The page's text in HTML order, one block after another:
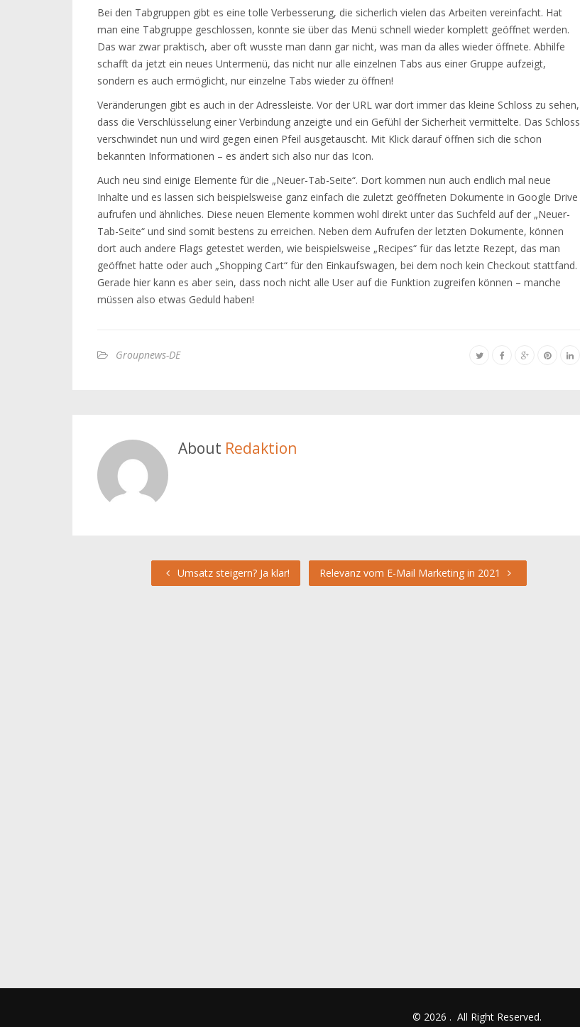
Bei den Tabgruppen gibt es eine tolle Verbesserung, die sicherlich vielen das Arbeiten vereinfacht. Hat
man eine Tabgruppe geschlossen, konnte sie über das Menü schnell wieder komplett geöffnet werden.
Das war zwar praktisch, aber oft wusste man dann gar nicht, was man da alles wieder öffnete. Abhilfe
schafft da jetzt ein neues Untermenü, das nicht nur alle einzelnen Tabs aus einer Gruppe aufzeigt,
sondern es auch ermöglicht, nur einzelne Tabs wieder zu öffnen!
Veränderungen gibt es auch in der Adressleiste. Vor der URL war dort immer das kleine Schloss zu sehen,
dass die Verschlüsselung einer Verbindung anzeigte und ein Gefühl der Sicherheit vermittelte. Das Schloss
verschwindet nun und wird gegen einen Pfeil ausgetauscht. Mit Klick darauf öffnen sich die schon
bekannten Informationen – es ändert sich also nur das Icon.
Auch neu sind einige Elemente für die „Neuer-Tab-Seite“. Dort kommen nun auch endlich mal neue
Inhalte und es lassen sich beispielsweise ganz einfach die zuletzt geöffneten Dokumente in Google Drive
aufrufen und ähnliches. Diese neuen Elemente kommen wohl direkt unter das Suchfeld auf der „Neuer-
Tab-Seite“ und sind somit bestens zu erreichen. Neben dem Aufrufen der letzten Dokumente, können
dort auch andere Flags getestet werden, wie beispielsweise „Recipes“ für das letzte Rezept, das man
geöffnet hatte oder auch „Shopping Cart“ für den Einkaufswagen, bei dem noch kein Checkout stattfand.
Gerade hier kann es aber sein, dass noch nicht alle User auf die Funktion zugreifen können – manche
müssen also etwas Geduld haben!
Groupnews-DE
About Redaktion
Umsatz steigern? Ja klar! Relevanz vom E-Mail Marketing in 2021
© 2026 . All Right Reserved.